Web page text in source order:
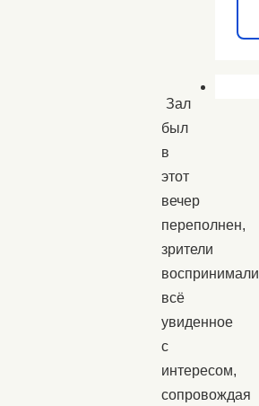
Зал
был
в
этот
вечер
переполнен,
зрители
воспринимали
всё
увиденное
с
интересом,
сопровождая